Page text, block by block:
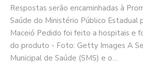
Respostas serão encaminhadas à
Saúde do Ministério Público Estadual
Maceió Pedido foi feito a hospitais e
do produto - Foto: Getty Images A
Municipal de Saúde (SMS) e o…